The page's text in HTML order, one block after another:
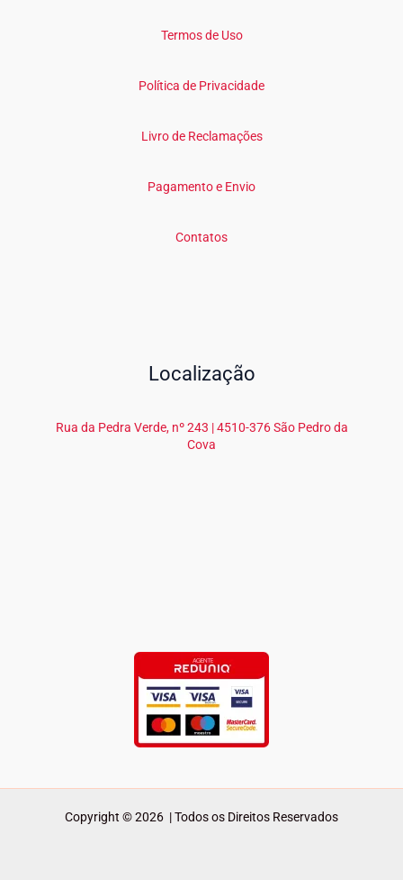
Termos de Uso
Política de Privacidade
Livro de Reclamações
Pagamento e Envio
Contatos
Localização
Rua da Pedra Verde, nº 243 | 4510-376 São Pedro da
Cova
Copyright © 2026 | Todos os Direitos Reservados